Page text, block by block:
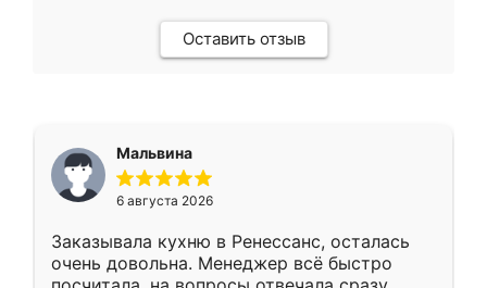
Оставить отзыв
Мальвина
6 августа 2026
Заказывала кухню в Ренессанс, осталась
очень довольна. Менеджер всё быстро